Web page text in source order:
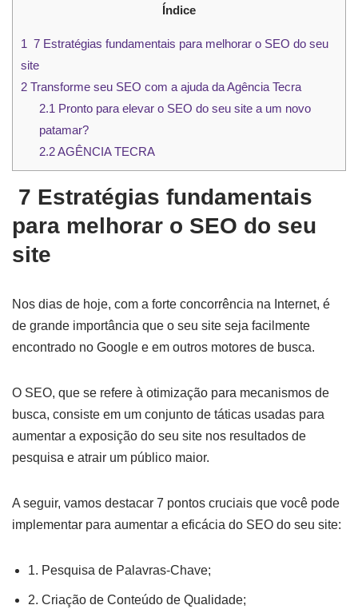
Índice
1 7 Estratégias fundamentais para melhorar o SEO do seu
site
2 Transforme seu SEO com a ajuda da Agência Tecra
2.1Pronto para elevar o SEO do seu site a um novo
patamar?
2.2AGÊNCIA TECRA
7 Estratégias fundamentais
para melhorar o SEO do seu
site
Nos dias de hoje, com a forte concorrência na Internet, é
de grande importância que o seu site seja facilmente
encontrado no Google e em outros motores de busca.
O SEO, que se refere à otimização para mecanismos de
busca, consiste em um conjunto de táticas usadas para
aumentar a exposição do seu site nos resultados de
pesquisa e atrair um público maior.
A seguir, vamos destacar 7 pontos cruciais que você pode
implementar para aumentar a eficácia do SEO do seu site:
1. Pesquisa de Palavras-Chave;
2. Criação de Conteúdo de Qualidade;